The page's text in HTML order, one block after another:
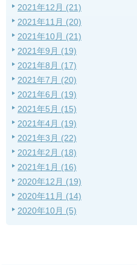
2021年12月 (21)
2021年11月 (20)
2021年10月 (21)
2021年9月 (19)
2021年8月 (17)
2021年7月 (20)
2021年6月 (19)
2021年5月 (15)
2021年4月 (19)
2021年3月 (22)
2021年2月 (18)
2021年1月 (16)
2020年12月 (19)
2020年11月 (14)
2020年10月 (5)